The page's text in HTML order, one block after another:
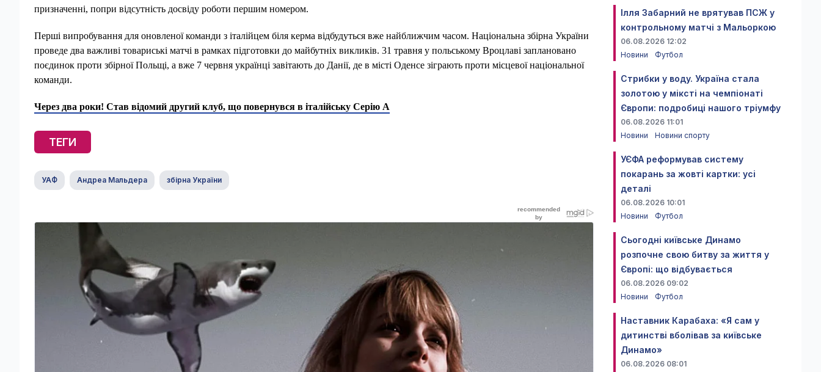
призначенні, попри відсутність досвіду роботи першим номером.
Перші випробування для оновленої команди з італійцем біля керма відбудуться вже найближчим часом. Національна збірна України
проведе два важливі товариські матчі в рамках підготовки до майбутніх викликів. 31 травня у польському Вроцлаві заплановано
поєдинок проти збірної Польщі, а вже 7 червня українці завітають до Данії, де в місті Оденсе зіграють проти місцевої національної
команди.
Через два роки! Став відомий другий клуб, що повернувся в італійську Серію А
ТЕГИ
УАФ Андреа Мальдера збірна України
Ілля Забарний не врятував ПСЖ у
контрольному матчі з Мальоркою
06.08.2026 12:02
Новини
Футбол
Стрибки у воду. Україна стала
золотою у міксті на чемпіонаті
Європи: подробиці нашого тріумфу
06.08.2026 11:01
Новини
Новини спорту
УЄФА реформував систему
покарань за жовті картки: усі
деталі
06.08.2026 10:01
Новини
Футбол
Сьогодні київське Динамо
розпочне свою битву за життя у
Європі: що відбувається
06.08.2026 09:02
Новини
Футбол
Наставник Карабаха: «Я сам у
дитинстві вболівав за київське
Динамо»
06.08.2026 08:01